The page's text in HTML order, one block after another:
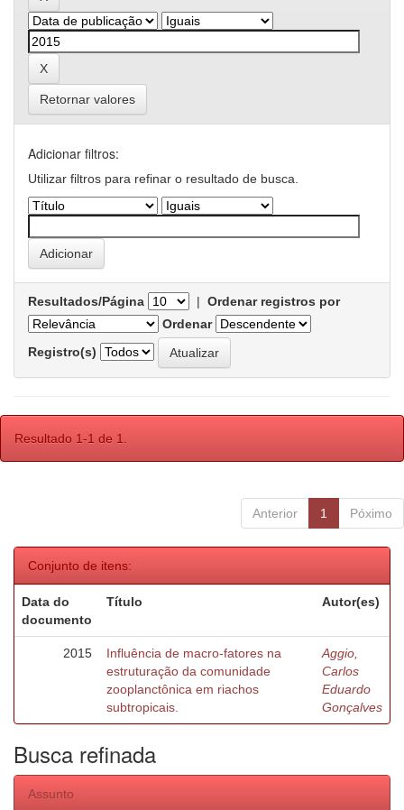
Retornar valores
Adicionar filtros:
Utilizar filtros para refinar o resultado de busca.
Resultados/Página | Ordenar registros por
Ordenar
Registro(s)
Resultado 1-1 de 1.
Anterior 1 Póximo
Conjunto de itens:
Data do
documento
Título Autor(es)
2015
Influência de macro-fatores na
estruturação da comunidade
zooplanctônica em riachos
subtropicais.
Aggio,
Carlos
Eduardo
Gonçalves
Busca refinada
Assunto